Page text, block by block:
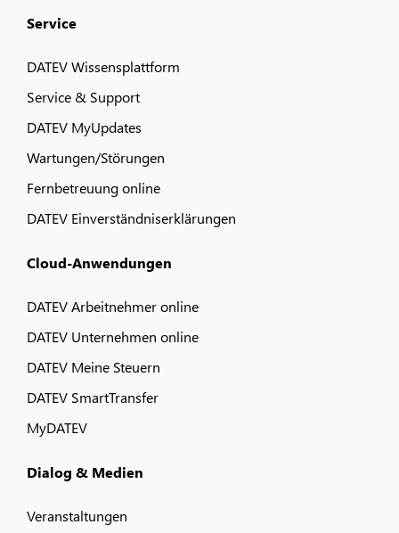
Service
DATEV Wissensplattform
Service & Support
DATEV MyUpdates
Wartungen/Störungen
Fernbetreuung online
DATEV Einverständniserklärungen
Cloud-Anwendungen
DATEV Arbeitnehmer online
DATEV Unternehmen online
DATEV Meine Steuern
DATEV SmartTransfer
MyDATEV
Dialog & Medien
Veranstaltungen